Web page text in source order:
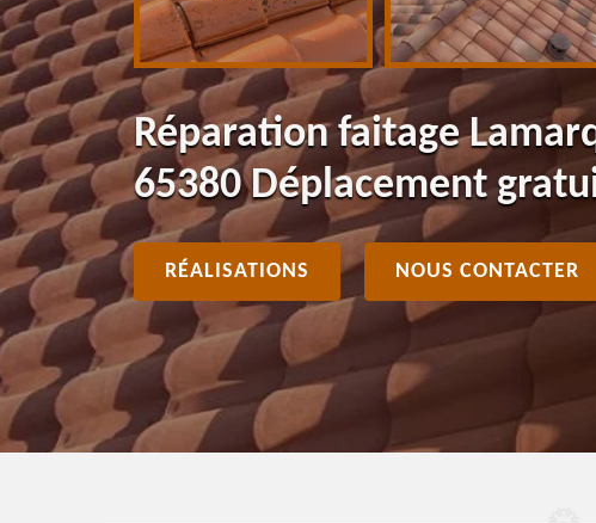
Réparation faitage
65380 Déplacement
RÉALISATIONS NOUS CONTACTER